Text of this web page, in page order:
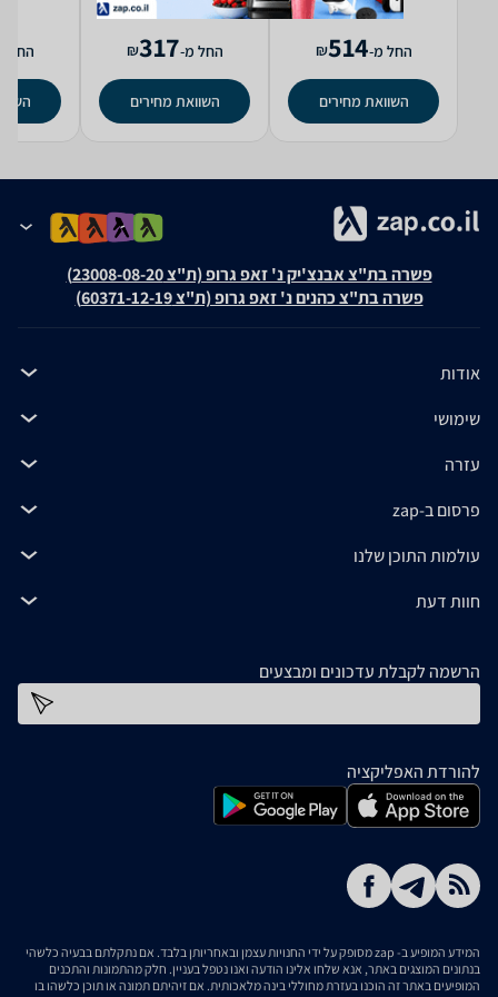
החל מ-514
₪
השוואת מחירים
החל מ-317
₪
השוואת מחירים
החל
פשרה בת"צ אבנצ'יק נ' זאפ גרופ (ת"צ 23008-08-20)
פשרה בת"צ כהנים נ' זאפ גרופ (ת"צ 60371-12-19)
אודות
שימושי
עזרה
פרסום ב-zap
עולמות התוכן שלנו
חוות דעת
הרשמה לקבלת עדכונים ומבצעים
להורדת האפליקציה
המידע המופיע ב- zap מסופק על ידי החנויות עצמן ובאחריותן בלבד. אם נתקלתם בבעיה כלשהי
בנתונים המוצגים באתר, אנא שלחו אלינו הודעה ואנו נטפל בעניין. חלק מהתמונות והתכנים
המופיעים באתר זה הוכנו בעזרת מחוללי בינה מלאכותית. אם זיהיתם תמונה או תוכן כלשהו בו